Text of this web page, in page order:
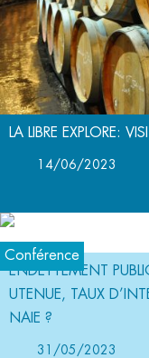
LA LIBRE EXPLORE:
14/06/2023
Conférence
ENDETTEMENT
UTENUE, TAUX
NAIE ?
31/05/2023